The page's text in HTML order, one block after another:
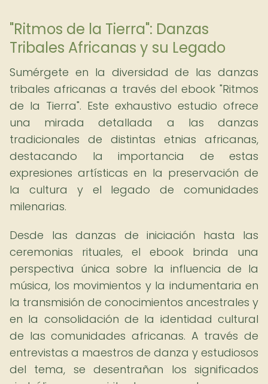
"Ritmos de la Tierra": Danzas
Tribales Africanas y su Legado
Sumérgete en la diversidad de las danzas
tribales africanas a través del ebook "Ritmos
de la Tierra". Este exhaustivo estudio ofrece
una mirada detallada a las danzas
tradicionales de distintas etnias africanas,
destacando la importancia de estas
expresiones artísticas en la preservación de
la cultura y el legado de comunidades
milenarias.
Desde las danzas de iniciación hasta las
ceremonias rituales, el ebook brinda una
perspectiva única sobre la influencia de la
música, los movimientos y la indumentaria en
la transmisión de conocimientos ancestrales y
en la consolidación de la identidad cultural
de las comunidades africanas. A través de
entrevistas a maestros de danza y estudiosos
del tema, se desentrañan los significados